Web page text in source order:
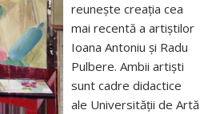
reuneşte creația cea
mai recentă a artiştilor
Ioana Antoniu și Radu
Pulbere. Ambii artiști
sunt cadre didactice
ale Universităţii de Artă